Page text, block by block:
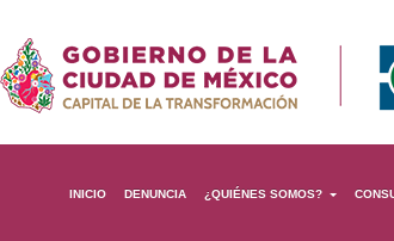
INICIO DENUNCIA ¿QUIÉNES SOMOS?